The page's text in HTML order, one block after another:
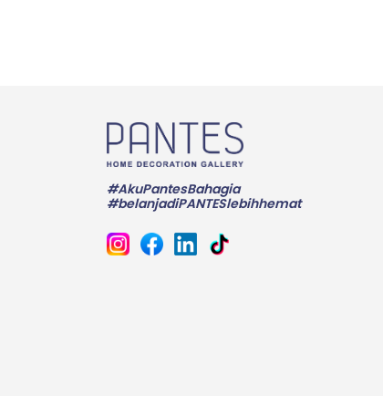
#AkuPantesBahagia
#belanjadiPANTESlebihhemat